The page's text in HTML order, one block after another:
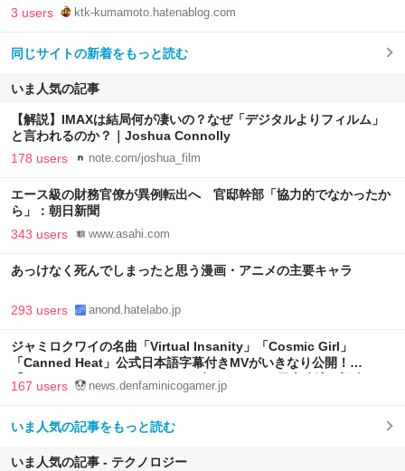
3 users ktk-kumamoto.hatenablog.com
同じサイトの新着をもっと読む
いま人気の記事
【解説】IMAXは結局何が凄いの？なぜ「デジタルよりフィルム」
と言われるのか？｜Joshua Connolly
178 users note.com/joshua_film
エース級の財務官僚が異例転出へ 官邸幹部「協力的でなかったか
ら」：朝日新聞
343 users www.asahi.com
あっけなく死んでしまったと思う漫画・アニメの主要キャラ
293 users anond.hatelabo.jp
ジャミロクワイの名曲「Virtual Insanity」「Cosmic Girl」
「Canned Heat」公式日本語字幕付きMVがいきなり公開！
「SUMMER SONIC 2026」での9年ぶりとなる日本公演を記念して
167 users news.denfaminicogamer.jp
いま人気の記事をもっと読む
いま人気の記事 - テクノロジー